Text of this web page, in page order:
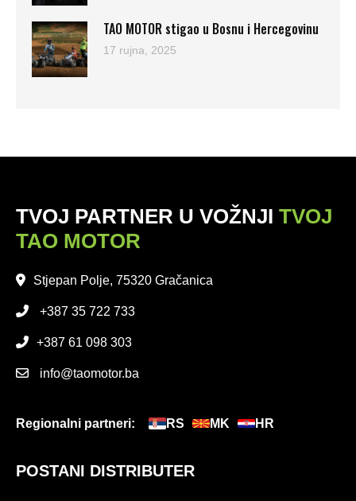
TAO MOTOR stigao u Bosnu i Hercegovinu
17 rujna, 2025
TVOJ PARTNER U VOŽNJI TVOJ
TAO MOTOR
Stjepan Polje, 75320 Gračanica
+387 35 722 733
+387 61 098 303
info@taomotor.ba
Regionalni partneri: RS MK HR
POSTANI DISTRIBUTER